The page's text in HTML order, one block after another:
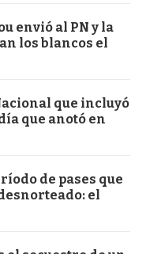
envió al PN y la
los blancos el
que incluyó
que anotó en
de pases que
el